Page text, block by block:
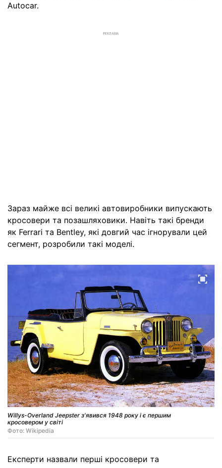
Autocar.
РЕКЛАМА
Зараз майже всі великі автовиробники випускають
кросовери та позашляховики. Навіть такі бренди
як Ferrari та Bentley, які довгий час ігнорували цей
сегмент, розробили такі моделі.
Willys-Overland Jeepster з'явився 1948 року і є першим
кросовером у світі
Фото: Wikipedia
Експерти назвали перші кросовери та